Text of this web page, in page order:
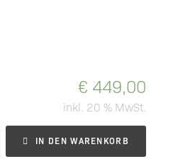
€ 449,00
inkl. 20 % MwSt.
IN DEN WARENKORB